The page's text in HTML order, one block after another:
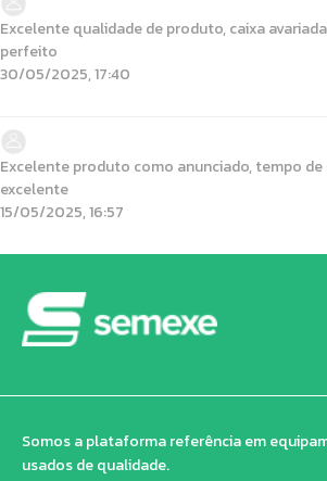
Excelente qualidade de produto, caixa
perfeito
30/05/2025, 17:40
Excelente produto como anunciado, tempo de
excelente
15/05/2025, 16:57
Somos a plataforma referência em
usados de qualidade.